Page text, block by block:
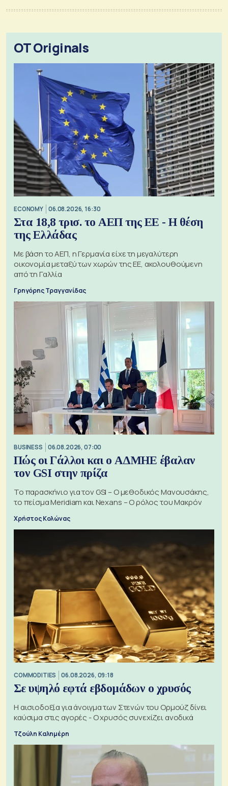
OT Originals
ECONOMY 06.08.2026, 16:30
Στα 18,8 τρισ. το ΑΕΠ της ΕΕ - Η θέση
της Ελλάδας
Με βάση το ΑΕΠ, η Γερμανία είχε τη μεγαλύτερη
οικονομία μεταξύ των χωρών της ΕΕ, ακολουθούμενη
από τη Γαλλία
Γρηγόρης Τραγγανίδας
BUSINESS 06.08.2026, 07:00
Πώς οι Γάλλοι και ο ΑΔΜΗΕ έβαλαν
τον GSI στην πρίζα
Το παρασκήνιο για τον GSI – Ο μεθοδικός Μανουσάκης,
το πείσμα Meridiam και Nexans – Ο ρόλος του Μακρόν
Χρήστος Κολώνας
COMMODITIES 06.08.2026, 09:18
Σε υψηλό εφτά εβδομάδων ο χρυσός
Η αισιοδοξία για άνοιγμα των Στενών του Ορμούζ δίνει
καύσιμα στις αγορές - Ο χρυσός συνεχίζει ανοδικά
Τζούλη Καλημέρη